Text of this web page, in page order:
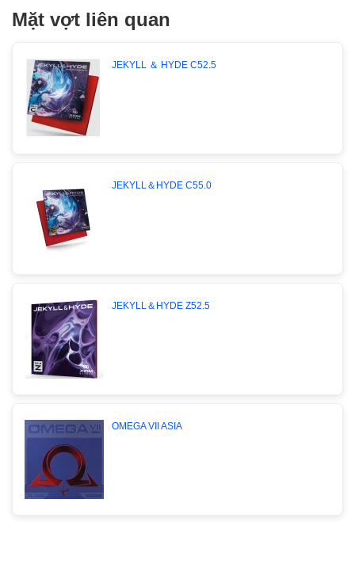
Mặt vợt liên quan
JEKYLL ＆ HYDE C52.5
JEKYLL＆HYDE C55.0
JEKYLL＆HYDE Z52.5
OMEGA VII ASIA